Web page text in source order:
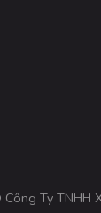
Ty TNHH